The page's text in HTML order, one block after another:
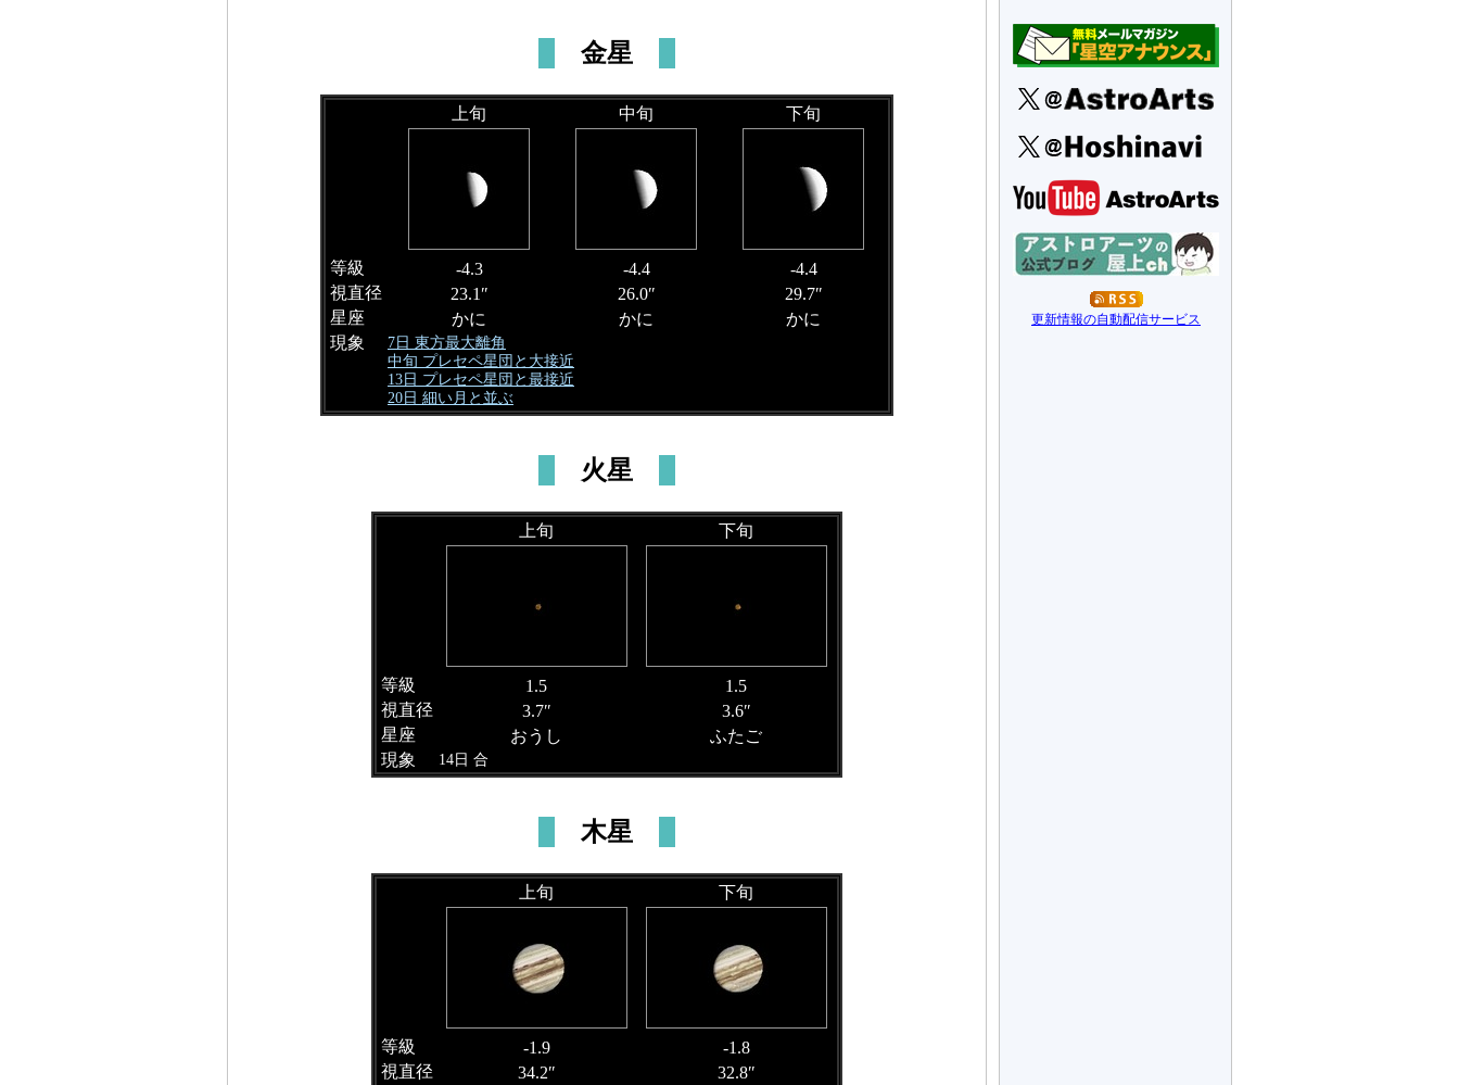
金星
上旬 中旬 下旬
等級 -4.3 -4.4
-4.4
視直径
23.1″ 26.0″
29.7″
星座
かに かに
かに
現象
7日 東方最大離角
中旬 プレセペ星団と大接近
13日 プレセペ星団と最接近
20日 細い月と並ぶ
火星
上旬 下旬
等級 1.5
1.5
視直径
3.7″
3.6″
星座
おうし
ふたご
現象
14日 合
木星
上旬 下旬
等級 -1.9
-1.8
視直径
34.2″
32.8″
更新情報の自動配信サービス